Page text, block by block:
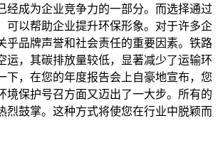
经成为企业竞争力的一部分。而选择通过
可以帮助企业提升环保形象。对于许多企
乎品牌声誉和社会责任的重要因素。铁路
运，其碳排放量较低，显著减少了运输环
下，在您的年度报告会上自豪地宣布，您
境保护号召方面又迈出了一大步。所有的
烈鼓掌。这种方式将使您在行业中脱颖而